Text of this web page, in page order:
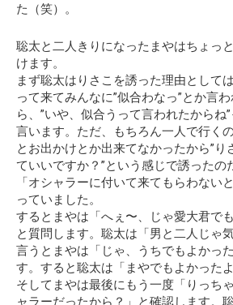
た（笑）。
聡太と二人きりになったまやはちょっ
けます。
まず聡太はりさこを誘った理由として
って来てみんなに”似合わなっ”とか言
ら、”いや、似合うって言われたからね
言います。ただ、もちろん一人で行く
とお出かけとか出来てなかったから”り
ていいですか？”という感じで誘ったの
「オシャラーに付いて来てもらわない
っていました。
するとまやは「へぇ〜、じゃ愛大君で
と質問します。聡太は「男と二人じゃ
言うとまやは「じゃ、うちでもよかっ
す。すると聡太は「まやでもよかった
そしてまやは最後にもう一度「りっち
ャラーだったから？」と確認します。